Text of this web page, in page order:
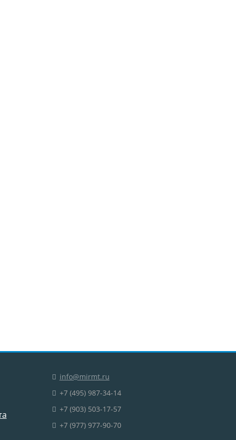
info@mirmt.ru
+7 (495) 987-34-14
+7 (903) 503-17-57
+7 (977) 977-90-70